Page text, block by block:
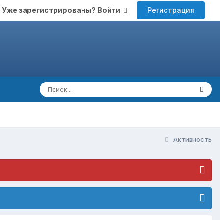
Уже зарегистрированы? Войти Регистрация
Активность